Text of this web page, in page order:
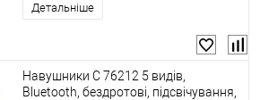
Детальніше
Навушники C 76212 5 видів,
Bluetooth, бездротові, підсвічування,